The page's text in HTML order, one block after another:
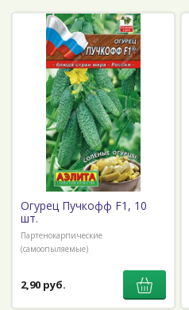
Огурец Пучкофф F1, 10
шт.
Партенокарпические
(самоопыляемые)
2,90 руб.